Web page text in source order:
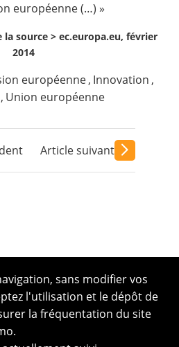
européenne (…) »
la source > ec.europa.eu, février
2014
européenne, Innovation ,
, Union européenne
Article suivant
sans modifier vos
l'utilisation et le dépôt de
la fréquentation du site